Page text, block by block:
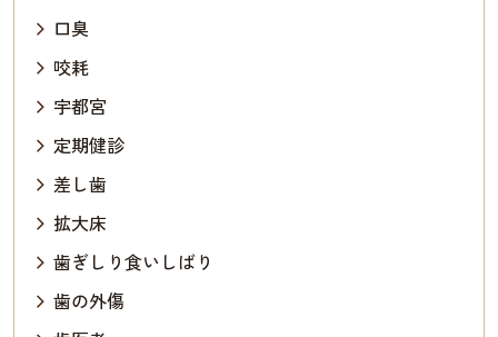
口臭
咬耗
宇都宮
定期健診
差し歯
拡大床
歯ぎしり食いしばり
歯の外傷